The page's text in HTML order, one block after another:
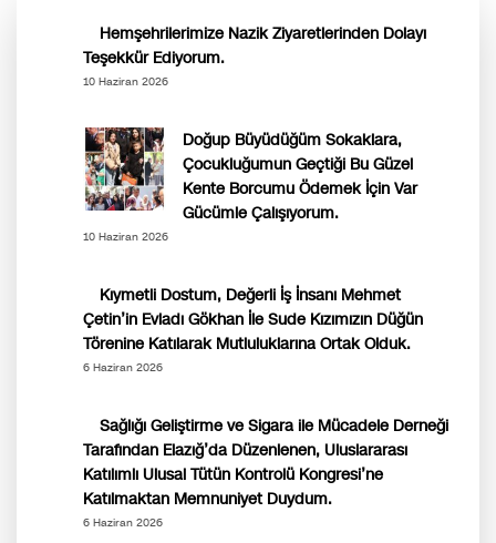
Hemşehrilerimize Nazik Ziyaretlerinden Dolayı
Teşekkür Ediyorum.
10 Haziran 2026
Doğup Büyüdüğüm Sokaklara,
Çocukluğumun Geçtiği Bu Güzel
Kente Borcumu Ödemek İçin Var
Gücümle Çalışıyorum.
10 Haziran 2026
Kıymetli Dostum, Değerli İş İnsanı Mehmet
Çetin’in Evladı Gökhan İle Sude Kızımızın Düğün
Törenine Katılarak Mutluluklarına Ortak Olduk.
6 Haziran 2026
Sağlığı Geliştirme ve Sigara ile Mücadele Derneği
Tarafından Elazığ’da Düzenlenen, Uluslararası
Katılımlı Ulusal Tütün Kontrolü Kongresi’ne
Katılmaktan Memnuniyet Duydum.
6 Haziran 2026